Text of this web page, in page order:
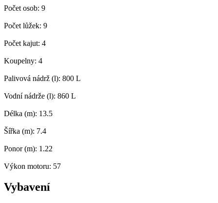
Počet osob: 9
Počet lůžek: 9
Počet kajut: 4
Koupelny: 4
Palivová nádrž (l): 800 L
Vodní nádrže (l): 860 L
Délka (m): 13.5
Šířka (m): 7.4
Ponor (m): 1.22
Výkon motoru: 57
Vybavení